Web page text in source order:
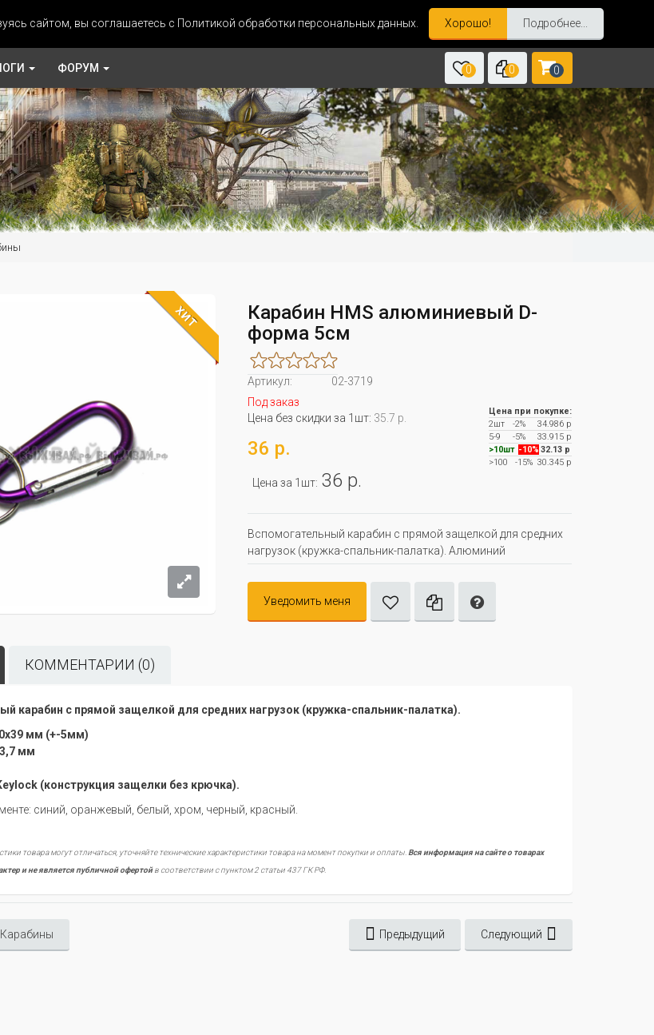
сайтом, вы соглашаетесь с Политикой обработки персональных данных. Хорошо! Подробнее...
ФОРУМ 0 0 0
ХИТ
Карабин HMS алюминиевый D-
форма 5см
Артикул:
02-3719
Под заказ
Цена без скидки за 1шт: 35.7 р.
36 р.
Цена за 1шт: 36 р.
Цена при покупке:
2шт
-2%
34.986 р
5-9
-5%
33.915 р
>10шт -10% 32.13 р
>100
-15%30.345 р
Вспомогательный карабин с прямой защелкой для средних
нагрузок (кружка-спальник-палатка). Алюминий
Уведомить меня
КОММЕНТАРИИ (0)
карабин с прямой защелкой для средних нагрузок (кружка-спальник-палатка).
мм (+-5мм)
мм
(конструкция защелки без крючка).
синий, оранжевый, белый, хром, черный, красный.
товара могут отличаться, уточняйте технические характеристики товара на момент покупки и оплаты.Вся информация на сайте о товарах
и не является публичной офертойв соответствии с пунктом 2 статьи 437 ГК РФ.
Карабины Предыдущий Следующий